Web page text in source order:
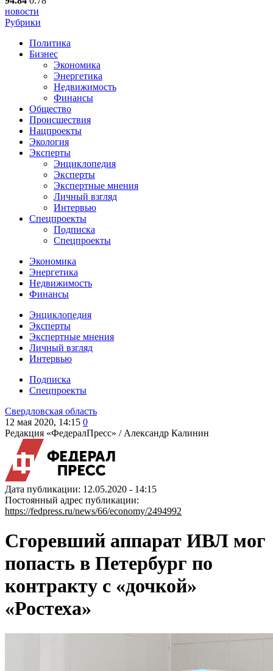
новости
Рубрики
Политика
Бизнес
Экономика
Энергетика
Недвижимость
Финансы
Общество
Происшествия
Нацпроекты
Экология
Эксперты
Энциклопедия
Эксперты
Экспертные мнения
Личный взгляд
Интервью
Спецпроекты
Подписка
Спецпроекты
Экономика
Энергетика
Недвижимость
Финансы
Энциклопедия
Эксперты
Экспертные мнения
Личный взгляд
Интервью
Подписка
Спецпроекты
Свердловская область
12 мая 2020, 14:15 0
Редакция «ФедералПресс» / Александр Калинин
Дата публикации: 12.05.2020 - 14:15
Постоянный адрес публикации:
https://fedpress.ru/news/66/economy/2494992
Сгоревший аппарат ИВЛ мог
попасть в Петербург по
контракту с «дочкой»
«Ростеха»